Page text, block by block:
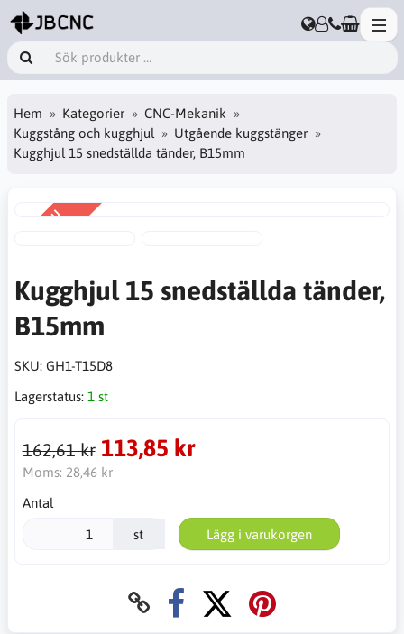
Hem Kategorier
CNC-Mekanik
Kuggstång och kugghjul
Utgående kuggstänger
Kugghjul 15 snedställda tänder, B15mm
KAMPANJ
Kugghjul 15 snedställda tänder,
B15mm
SKU: GH1-T15D8
Lagerstatus: 1 st
162,61 kr 113,85 kr
Moms: 28,46 kr
Antal
st Lägg i varukorgen